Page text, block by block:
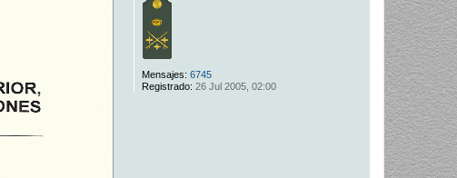
Mensajes: 6745
Registrado: 26 Jul 2005, 02:00